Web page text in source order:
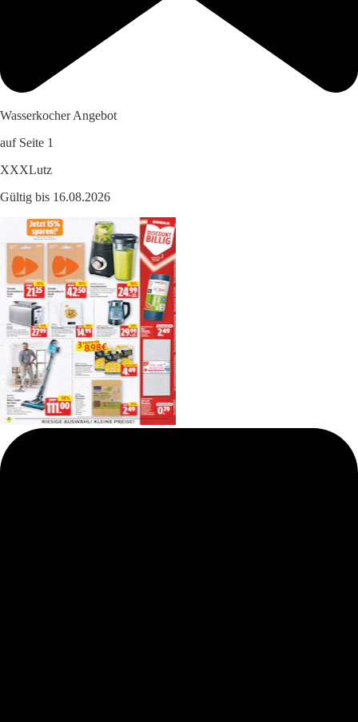
Wasserkocher Angebot
auf Seite 1
XXXLutz
Gültig bis 16.08.2026